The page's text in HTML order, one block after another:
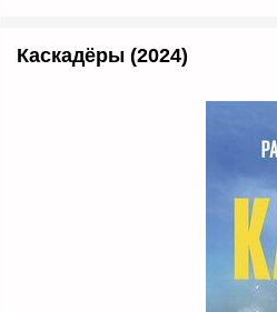
Каскадёры (2024)